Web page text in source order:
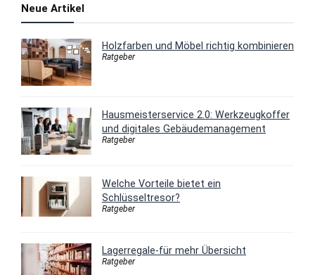
Neue Artikel
Holzfarben und Möbel richtig kombinieren
Ratgeber
Hausmeisterservice 2.0: Werkzeugkoffer
und digitales Gebäudemanagement
Ratgeber
Welche Vorteile bietet ein
Schlüsseltresor?
Ratgeber
Lagerregale-für mehr Übersicht
Ratgeber